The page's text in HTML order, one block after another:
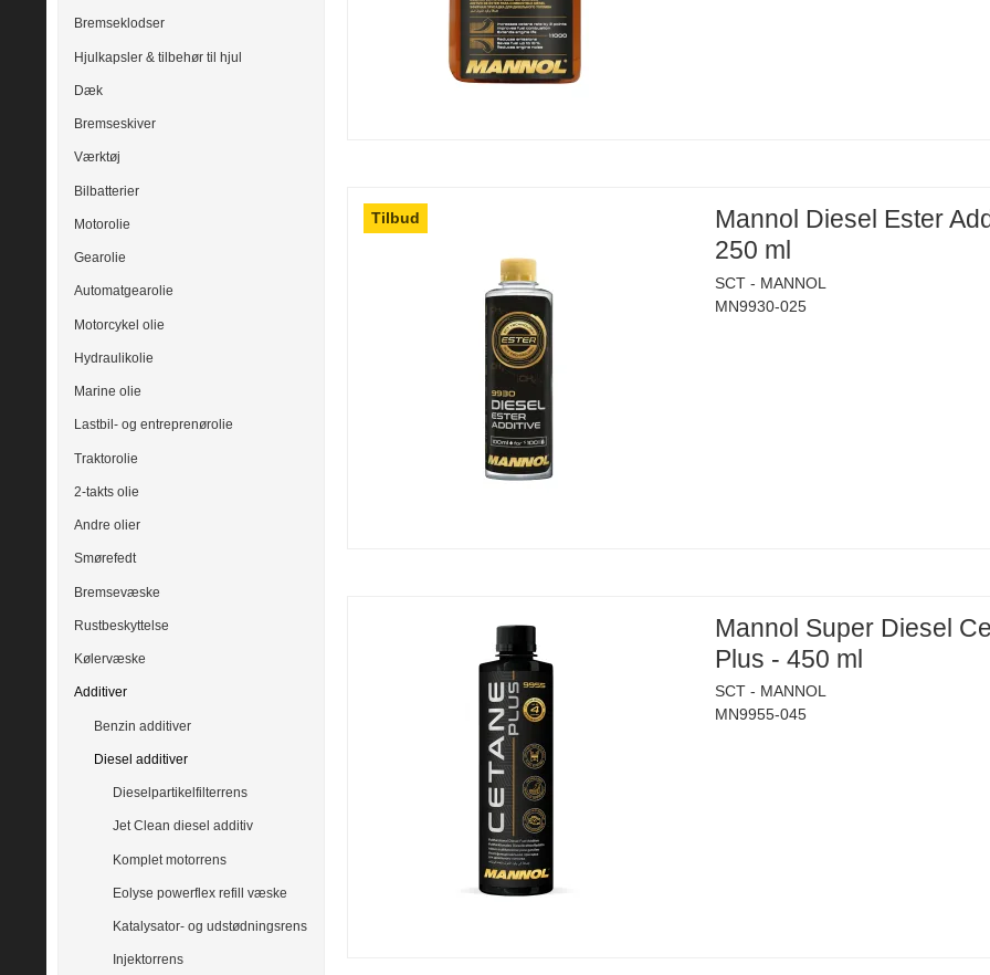
Bremseklodser
Hjulkapsler & tilbehør til hjul
Dæk
Bremseskiver
Værktøj
Bilbatterier
Motorolie
Gearolie
Automatgearolie
Motorcykel olie
Hydraulikolie
Marine olie
Lastbil- og entreprenørolie
Traktorolie
2-takts olie
Andre olier
Smørefedt
Bremsevæske
Rustbeskyttelse
Kølervæske
Additiver
Benzin additiver
Diesel additiver
Dieselpartikelfilterrens
Jet Clean diesel additiv
Komplet motorrens
Eolyse powerflex refill væske
Katalysator- og udstødningsrens
Injektorrens
Tilbud
Mannol Diesel Ester
250 ml
SCT - MANNOL
MN9930-025
Mannol Super Diesel
Plus - 450 ml
SCT - MANNOL
MN9955-045